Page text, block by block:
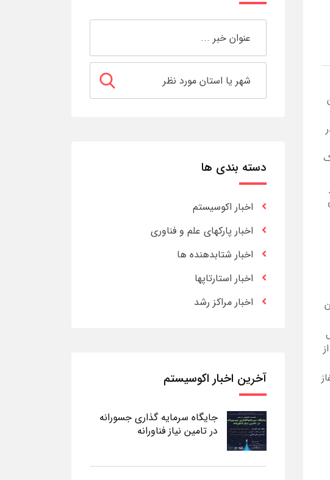
حال
دسته بندی ها
اخبار اکوسیستم
اخبار پارکهای علم و فناوری
اخبار شتابدهنده ها
اخبار استارتاپها
اخبار مراکز رشد
آخرین اخبار اکوسیستم
جایگاه سرمایه گذاری جسورانه
در تامین نیاز فناورانه